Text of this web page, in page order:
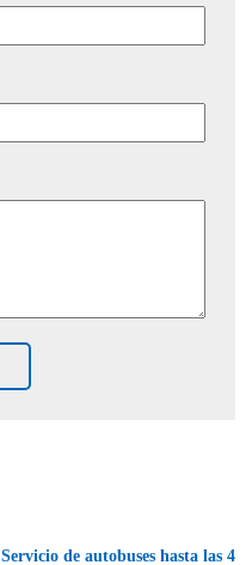
Servicio de autobuses hasta las 4